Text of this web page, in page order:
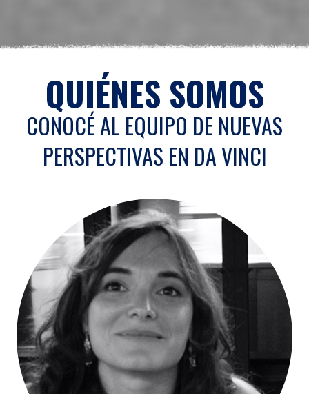
QUIÉNES SOMOS
CONOCÉ AL EQUIPO DE NUEVAS
PERSPECTIVAS EN DA VINCI